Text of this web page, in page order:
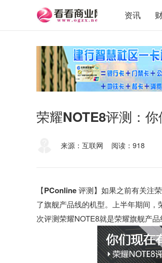
资讯
荣耀NOTE8评测：
来源：互联网 阅读：918
【PConline 评测】 如果之前有关注
了旗舰产品线的机型。上半年期间
次评测荣耀NOTE8就是荣耀旗舰产品